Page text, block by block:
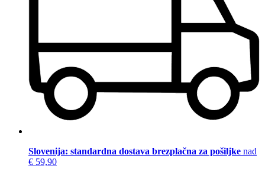
Slovenija: standardna dostava brezplačna za pošiljke nad
€ 59,90